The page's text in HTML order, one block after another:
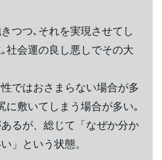
つつ､それを実現させてし
社会運の良し悪しでその大
ではおさまらない場合が多
に敷いてしまう場合が多い｡
るが、総じて「なぜか分か
」という状態。